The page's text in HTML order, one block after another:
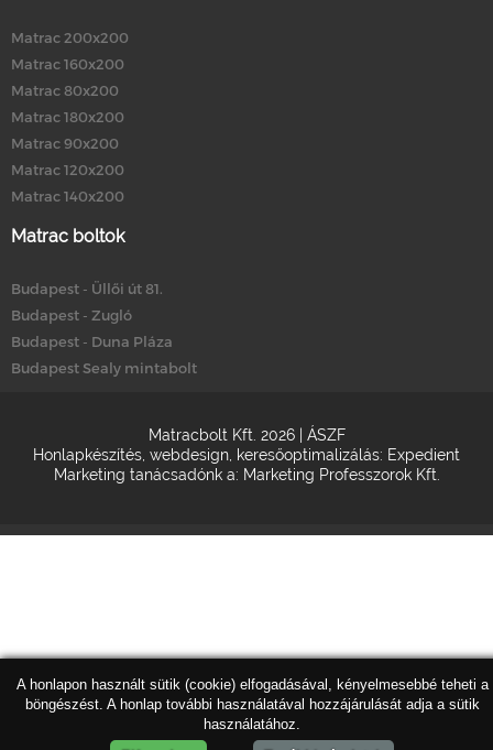
Matrac 200x200
Matrac 160x200
Matrac 80x200
Matrac 180x200
Matrac 90x200
Matrac 120x200
Matrac 140x200
Matrac boltok
Budapest - Üllői út 81.
Budapest - Zugló
Budapest - Duna Pláza
Budapest Sealy mintabolt
Matracbolt Kft. 2026 | ÁSZF
Honlapkészítés, webdesign, keresőoptimalizálás: Expedient
Marketing tanácsadónk a: Marketing Professzorok Kft.
A honlapon használt sütik (cookie) elfogadásával, kényelmesebbé teheti a
böngészést. A honlap további használatával hozzájárulását adja a sütik
használatához.